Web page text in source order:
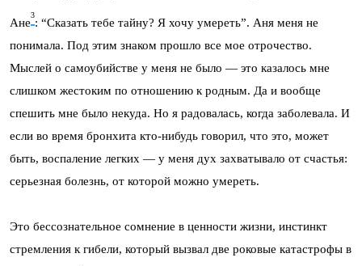
Ане
3
: “Сказать тебе тайну? Я хочу умереть”. Аня меня не
понимала. Под этим знаком прошло все мое отрочество.
Мыслей о самоубийстве у меня не было — это казалось мне
слишком жестоким по отношению к родным. Да и вообще
спешить мне было некуда. Но я радовалась, когда заболевала. И
если во время бронхита кто-нибудь говорил, что это, может
быть, воспаление легких — у меня дух захватывало от счастья:
серьезная болезнь, от которой можно умереть.
Это бессознательное сомнение в ценности жизни, инстинкт
стремления к гибели, который вызвал две роковые катастрофы в